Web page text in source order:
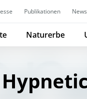
Publikationen
Naturerbe